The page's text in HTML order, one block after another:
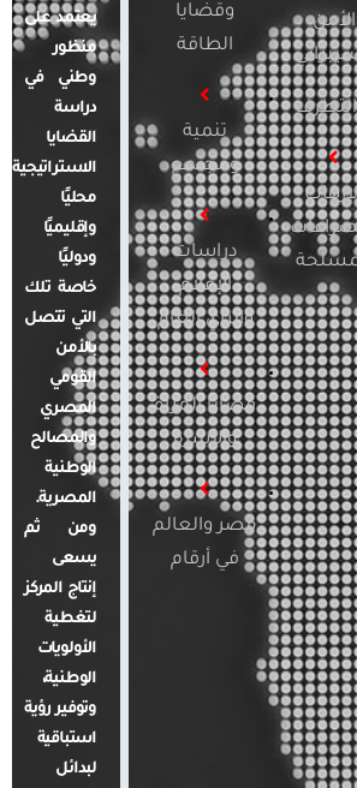
وقضايا
الطاقة
تنمية
ومجتمع
دراسات
الإعلام
والرأي العام
قضايا المرأة
والأسرة
مصر والعالم
في أرقام
يعتمد على
منظور
وطني في
دراسة
القضايا
الاستراتيجية
محليًا
وإقليميًا
ودوليًا
خاصة تلك
التي تتصل
بالأمن
القومي
المصري
والمصالح
الوطنية
المصرية.
ومن ثم
يسعى
إنتاج المركز
لتغطية
الأولويات
الوطنية،
وتوفير رؤية
استباقية
لبدائل